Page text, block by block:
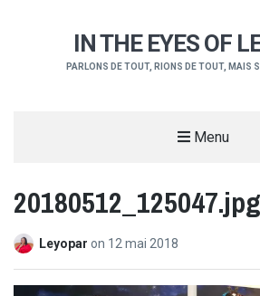
IN THE EYES OF
PARLONS DE TOUT, RIONS DE TOUT, MAIS
Menu
20180512_125047.jpg
Leyopar on 12 mai 2018